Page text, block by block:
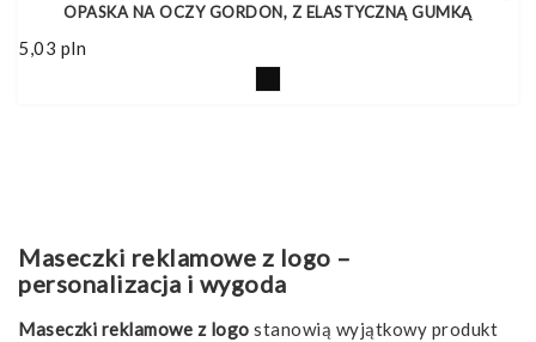
OPASKA NA OCZY GORDON, Z ELASTYCZNĄ GUMKĄ
5,03 pln
Maseczki reklamowe z logo –
personalizacja i wygoda
Maseczki reklamowe z logo stanowią wyjątkowy produkt